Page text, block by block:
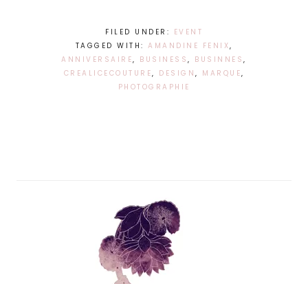
FILED UNDER: EVENT
TAGGED WITH: AMANDINE FENIX,
ANNIVERSAIRE, BUSINESS, BUSINNES,
CREALICECOUTURE, DESIGN , MARQUE,
PHOTOGRAPHIE